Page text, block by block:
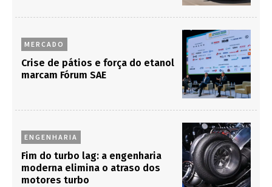
MERCADO
Crise de pátios e força do etanol
marcam Fórum SAE
ENGENHARIA
Fim do turbo lag: a engenharia
moderna elimina o atraso dos
motores turbo